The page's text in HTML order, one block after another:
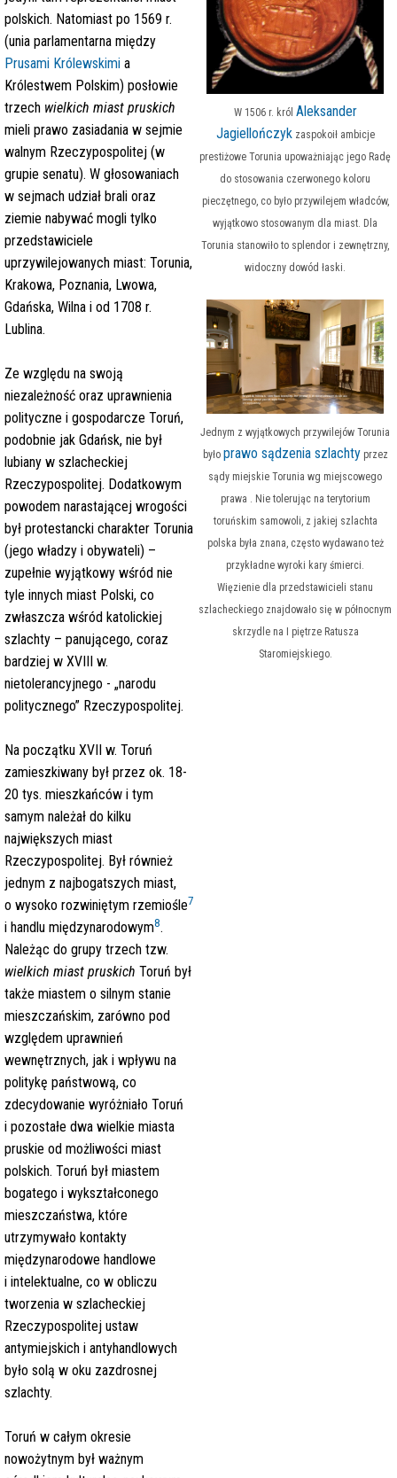
polskich. Natomiast po 1569 r.
(unia parlamentarna między
Prusami Królewskimi a
Królestwem Polskim) posłowie
trzech wielkich miast pruskich
mieli prawo zasiadania w sejmie
walnym Rzeczypospolitej (w
grupie senatu). W głosowaniach
w sejmach udział brali oraz
ziemie nabywać mogli tylko
przedstawiciele
uprzywilejowanych miast: Torunia,
Krakowa, Poznania, Lwowa,
Gdańska, Wilna i od 1708 r.
Lublina.
Ze względu na swoją
niezależność oraz uprawnienia
polityczne i gospodarcze Toruń,
podobnie jak Gdańsk, nie był
lubiany w szlacheckiej
Rzeczypospolitej. Dodatkowym
powodem narastającej wrogości
był protestancki charakter Torunia
(jego władzy i obywateli) –
zupełnie wyjątkowy wśród nie
tyle innych miast Polski, co
zwłaszcza wśród katolickiej
szlachty – panującego, coraz
bardziej w XVIII w.
nietolerancyjnego - „narodu
politycznego” Rzeczypospolitej.
Na początku XVII w. Toruń
zamieszkiwany był przez ok. 18-
20 tys. mieszkańców i tym
samym należał do kilku
największych miast
Rzeczypospolitej. Był również
jednym z najbogatszych miast,
o wysoko rozwiniętym rzemiośle7
i handlu międzynarodowym8.
Należąc do grupy trzech tzw.
wielkich miast pruskich Toruń był
także miastem o silnym stanie
mieszczańskim, zarówno pod
względem uprawnień
wewnętrznych, jak i wpływu na
politykę państwową, co
zdecydowanie wyróżniało Toruń
i pozostałe dwa wielkie miasta
pruskie od możliwości miast
polskich. Toruń był miastem
bogatego i wykształconego
mieszczaństwa, które
utrzymywało kontakty
międzynarodowe handlowe
i intelektualne, co w obliczu
tworzenia w szlacheckiej
Rzeczypospolitej ustaw
antymiejskich i antyhandlowych
było solą w oku zazdrosnej
szlachty.
Toruń w całym okresie
nowożytnym był ważnym
W 1506 r. król Aleksander
Jagiellończykzaspokoił ambicje
prestiżowe Torunia upoważniając jego Radę
do stosowania czerwonego koloru
pieczętnego, co było przywilejem władców,
wyjątkowo stosowanym dla miast. Dla
Torunia stanowiło to splendor i zewnętrzny,
widoczny dowód łaski.
Jednym z wyjątkowych przywilejów Torunia
było prawo sądzenia szlachtyprzez
sądy miejskie Torunia wg miejscowego
prawa . Nie tolerując na terytorium
toruńskim samowoli, z jakiej szlachta
polska była znana, często wydawano też
przykładne wyroki kary śmierci.
Więzienie dla przedstawicieli stanu
szlacheckiego znajdowało się w północnym
skrzydle na I piętrze Ratusza
Staromiejskiego.